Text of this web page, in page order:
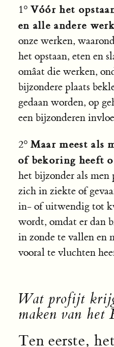
1° Vóór het
en alle andere
onze werken,
het opstaan, eten en
omâat die werken,
bijzondere plaats
gedaan worden, op
een bijzonderen
2° Maar meest als
of bekoring heeft
het bijzonder als
zich in ziekte of
in- of uitwendig tot
wordt, omdat er dan
in zonde te vallen en
vooral te vluchten
Wat profijt
maken van
Ten eerste,